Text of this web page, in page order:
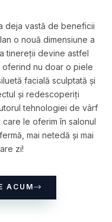
deja vastă de beneficii
o nouă dimensiune a
tinereții devine astfel
oferind nu doar o piele
facială sculptată și
și redescoperiți
tehnologiei de vârf
le oferim în salonul
mai netedă și mai
zi!
ACUM